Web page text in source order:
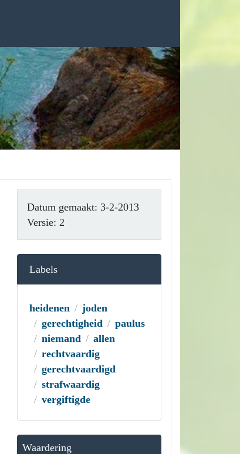
Datum gemaakt: 3-2-2013
Versie: 2
Labels
heidenen
joden
gerechtigheid
paulus
niemand
allen
rechtvaardig
gerechtvaardigd
strafwaardig
vergiftigde
Waardering